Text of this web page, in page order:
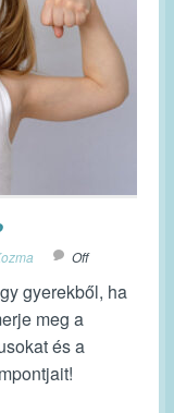
Off
gyerekből, ha
meg a
és a